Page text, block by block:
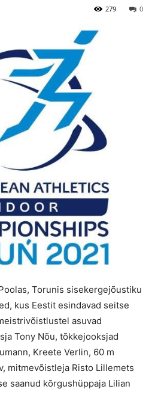
0
279
Torunis sisekergejõustiku
kus Eestit esindavad seitse
asuvad
Tony Nõu, tõkkejooksjad
Kreete Verlin, 60 m
mitmevõistleja Risto Lillemets
saanud kõrgushüppaja Lilian